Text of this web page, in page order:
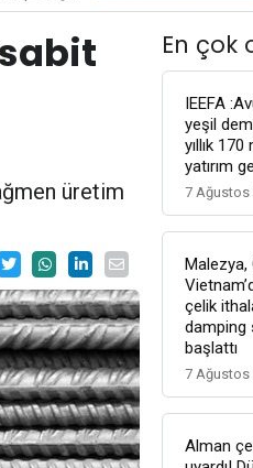
üretim
En çok
IEEFA
yeşil
yıllık
yatırım
7 Ağustos
Malezya,
çelik
damping
başlattı
7 Ağustos
Alman